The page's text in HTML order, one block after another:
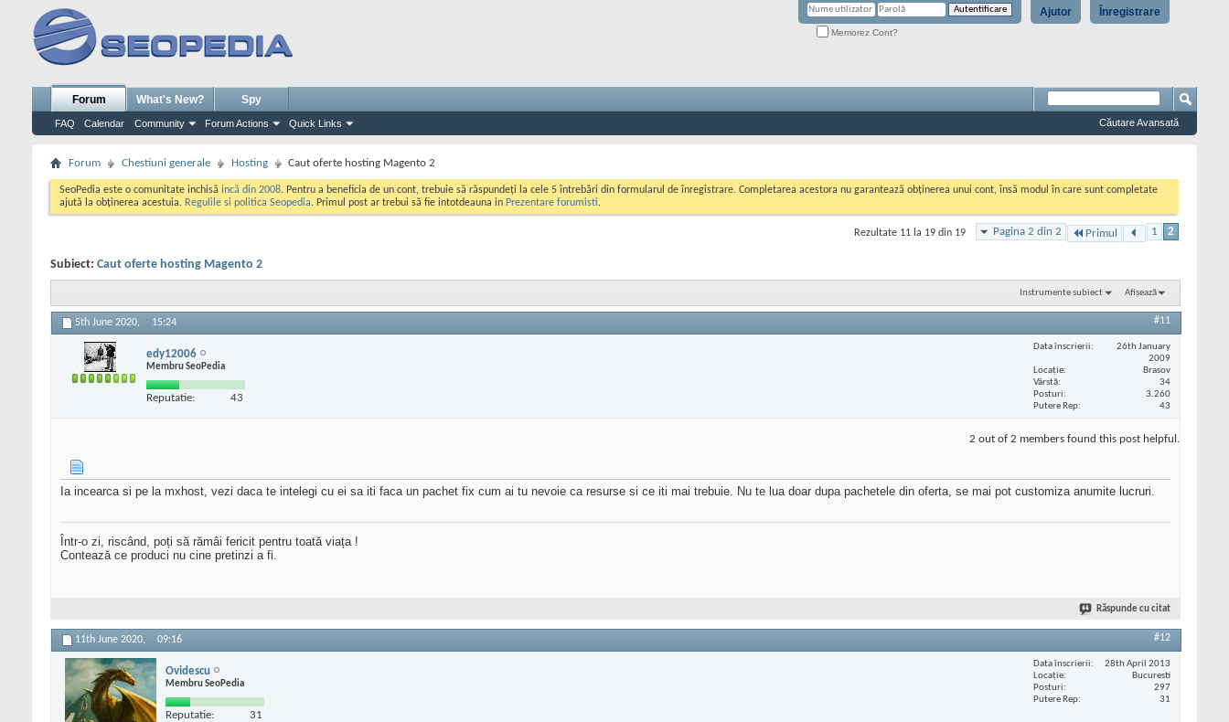
Înregistrare
Ajutor
Memorez Cont?
Forum
FAQ Calendar Community Forum Actions Quick Links
What's New? Spy
Căutare Avansată
Forum Chestiuni generale Hosting Caut oferte hosting Magento 2
SeoPedia este o comunitate inchisă incă din 2008. Pentru a beneficia de un cont, trebuie să răspundeți la cele 5 întrebări din formularul de înregistrare. Completarea acestora nu garantează obținerea unui cont, însă modul în care sunt completate
ajută la obținerea acestuia. Regulile si politica Seopedia. Primul post ar trebui să fie intotdeauna in Prezentare forumisti.
Pagina 2 din 2 Primul 1 2
Rezultate 11 la 19 din 19
Subiect: Caut oferte hosting Magento 2
Instrumente subiect Afișează
5th June 2020, 15:24 #11
edy12006
Membru SeoPedia
Reputatie: 43
Data înscrierii
26th January
2009
Locaţie
Brasov
Vârstă
34
Posturi
3.260
Putere Rep
43
2 out of 2 members found this post helpful.
Ia incearca si pe la mxhost, vezi daca te intelegi cu ei sa iti faca un pachet fix cum ai tu nevoie ca resurse si ce iti mai trebuie. Nu te lua doar dupa pachetele din oferta, se mai pot customiza anumite lucruri.
Într-o zi, riscând, poți să rămâi fericit pentru toată viața !
Contează ce produci nu cine pretinzi a fi.
Răspunde cu citat
11th June 2020, 09:16 #12
Ovidescu
Membru SeoPedia
Reputatie: 31
Data înscrierii
28th April 2013
Locaţie
Bucuresti
Posturi
297
Putere Rep
31